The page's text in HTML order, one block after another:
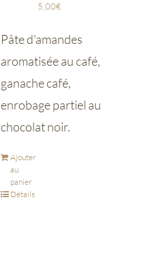
5,00€
Pâte d'amandes
aromatisée au café,
ganache café,
enrobage partiel au
chocolat noir.
Ajouter
au
panier
Détails